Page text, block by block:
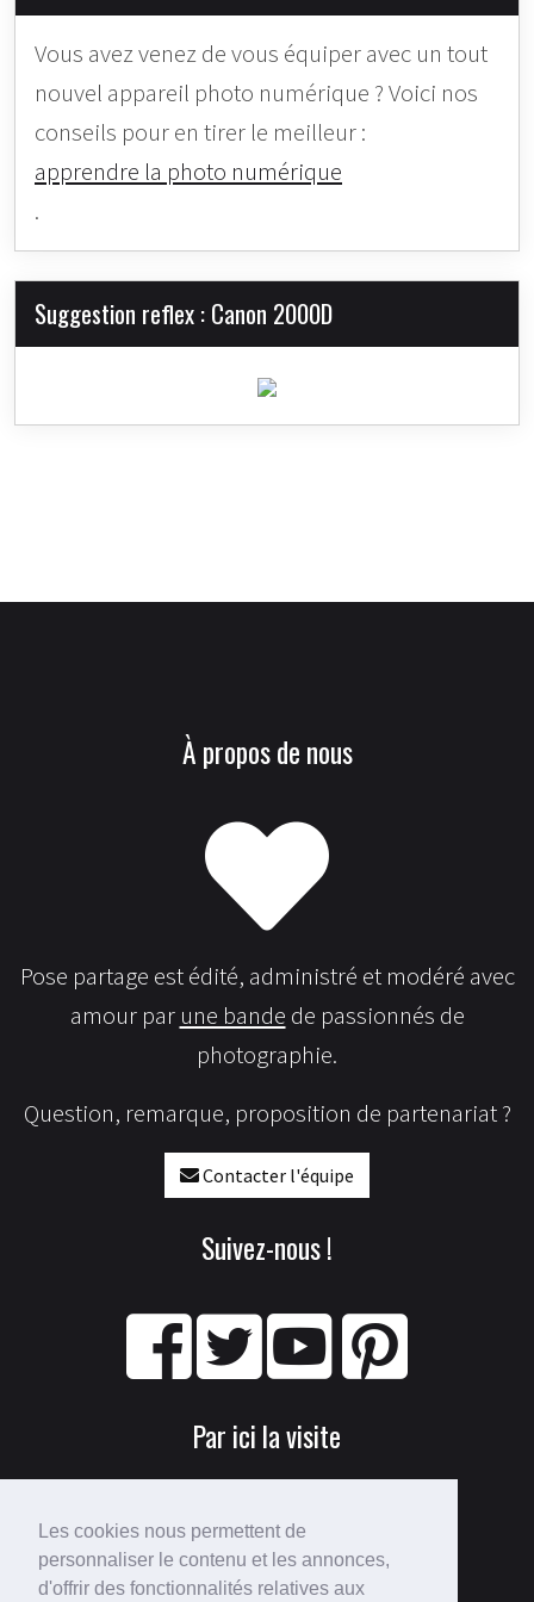
Les cookies nous permettent de
personnaliser le contenu et les annonces,
d'offrir des fonctionnalités relatives aux
Vous avez venez de vous équiper avec un tout
nouvel appareil photo numérique ? Voici nos
conseils pour en tirer le meilleur :
apprendre la photo numérique
.
Suggestion reflex : Canon 2000D
À propos de nous
Pose partage est édité, administré et modéré avec
amour par une bande de passionnés de
photographie.
Question, remarque, proposition de partenariat ?
Contacter l'équipe
Suivez-nous !
Par ici la visite